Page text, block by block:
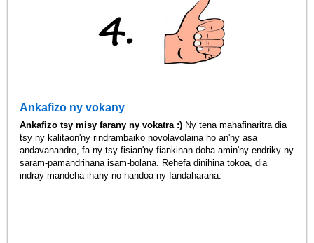
Ankafizo ny vokany
Ankafizo tsy misy farany ny vokatra :) Ny tena mahafinaritra dia
tsy ny kalitaon'ny rindrambaiko novolavolaina ho an'ny asa
andavanandro, fa ny tsy fisian'ny fiankinan-doha amin'ny endriky ny
saram-pamandrihana isam-bolana. Rehefa dinihina tokoa, dia
indray mandeha ihany no handoa ny fandaharana.